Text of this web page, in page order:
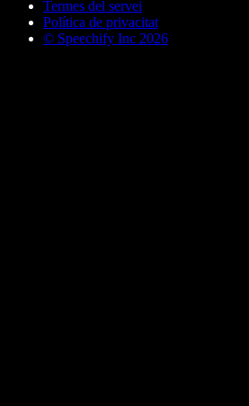
Termes del servei
Política de privacitat
© Speechify Inc 2026